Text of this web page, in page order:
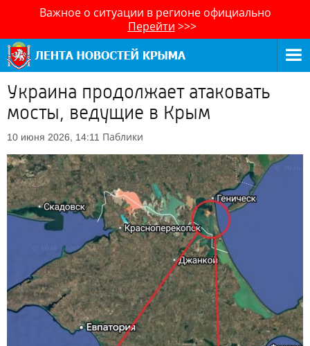
Важное о ситуации в регионе официально
Перейти >>>
Украина продолжает атаковать
мосты, ведущие в Крым
10 июня 2026, 14:11 Паблики